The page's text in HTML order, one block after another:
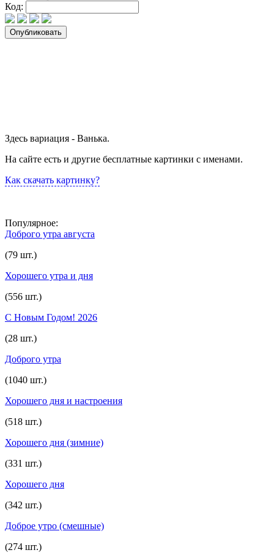
Код:
Здесь вариация - Ванька.
На сайте есть и другие бесплатные картинки с именами.
Как скачать картинку?
Популярное:
Доброго утра августа
(79 шт.)
Хорошего утра и дня
(556 шт.)
С Новым Годом! 2026
(28 шт.)
Доброго утра
(1040 шт.)
Хорошего дня и настроения
(518 шт.)
Хорошего дня (зимние)
(331 шт.)
Хорошего дня
(342 шт.)
Доброе утро (смешные)
(274 шт.)